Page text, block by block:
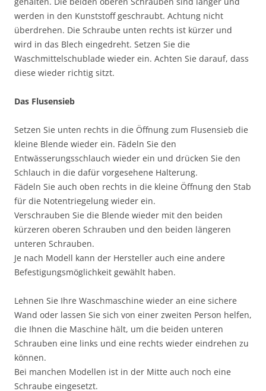
werden in den Kunststoff geschraubt. Achtung nicht
überdrehen. Die Schraube unten rechts ist kürzer und
wird in das Blech eingedreht. Setzen Sie die
Waschmittelschublade wieder ein. Achten Sie darauf, dass
diese wieder richtig sitzt.
Das Flusensieb
Setzen Sie unten rechts in die Öffnung zum Flusensieb die
kleine Blende wieder ein. Fädeln Sie den
Entwässerungsschlauch wieder ein und drücken Sie den
Schlauch in die dafür vorgesehene Halterung.
Fädeln Sie auch oben rechts in die kleine Öffnung den Stab
für die Notentriegelung wieder ein.
Verschrauben Sie die Blende wieder mit den beiden
kürzeren oberen Schrauben und den beiden längeren
unteren Schrauben.
Je nach Modell kann der Hersteller auch eine andere
Befestigungsmöglichkeit gewählt haben.
Lehnen Sie Ihre Waschmaschine wieder an eine sichere
Wand oder lassen Sie sich von einer zweiten Person helfen,
die Ihnen die Maschine hält, um die beiden unteren
Schrauben eine links und eine rechts wieder eindrehen zu
können.
Bei manchen Modellen ist in der Mitte auch noch eine
Schraube eingesetzt.